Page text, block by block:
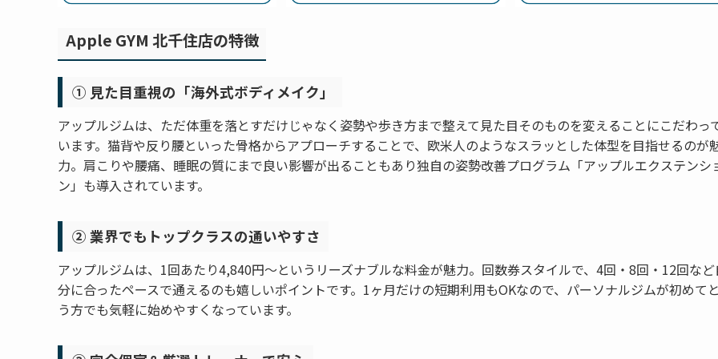
Apple GYM 北千住店の特徴
① 見た目重視の「海外式ボディメイク」
アップルジムは、ただ体重を落とすだけじゃなく姿勢や歩き方まで整えて見た目そのものを変えることにこだわっ
います。猫背や反り腰といった骨格からアプローチすることで、欧米人のようなスラッとした体型を目指せるのが
力。肩こりや腰痛、睡眠の質にまで良い影響が出ることもあり独自の姿勢改善プログラム「アップルエクステンシ
ン」も導入されています。
② 業界でもトップクラスの通いやすさ
アップルジムは、1回あたり4,840円〜というリーズナブルな料金が魅力。回数券スタイルで、4回・8回・12回など
分に合ったペースで通えるのも嬉しいポイントです。1ヶ月だけの短期利用もOKなので、パーソナルジムが初めて
う方でも気軽に始めやすくなっています。